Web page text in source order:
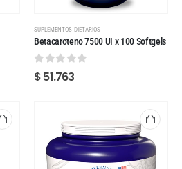
SUPLEMENTOS DIETARIOS
Betacaroteno 7500 UI x 100 Softgels
0 out of 5
$51.763